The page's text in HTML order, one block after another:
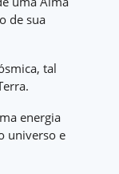
de sua
tal
energia
universo e